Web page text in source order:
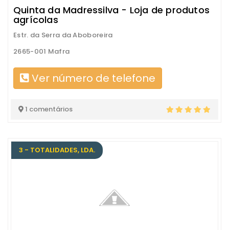
Quinta da Madressilva - Loja de produtos
agrícolas
Estr. da Serra da Aboboreira
2665-001 Mafra
Ver número de telefone
1 comentários
3 - TOTALIDADES, LDA.